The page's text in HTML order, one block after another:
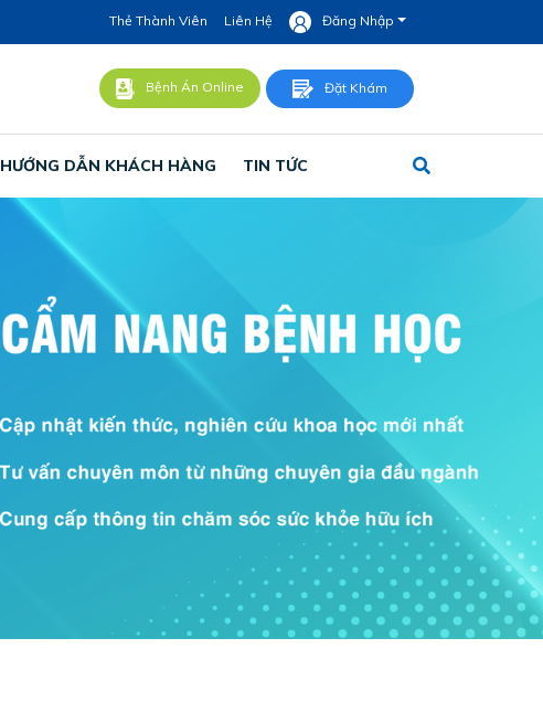
Thẻ Thành Viên Liên Hệ Đăng Nhập
Bệnh Án Online Đặt Khám
HƯỚNG DẪN KHÁCH HÀNG TIN TỨC